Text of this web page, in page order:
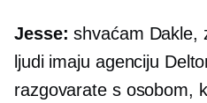
Jesse: shvaćam Dakle,
ljudi imaju agenciju
razgovarate s osobom,